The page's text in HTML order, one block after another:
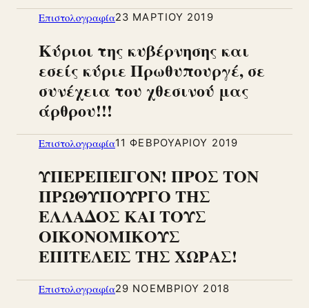
Επιστολογραφία23 ΜΑΡΤΊΟΥ 2019
Κύριοι της κυβέρνησης και
εσείς κύριε Πρωθυπουργέ, σε
συνέχεια του χθεσινού μας
άρθρου!!!
Επιστολογραφία11 ΦΕΒΡΟΥΑΡΊΟΥ 2019
ΥΠΕΡΕΠΕΙΓΟΝ! ΠΡΟΣ ΤΟΝ
ΠΡΩΘΥΠΟΥΡΓΟ ΤΗΣ
ΕΛΛΑΔΟΣ ΚΑΙ ΤΟΥΣ
ΟΙΚΟΝΟΜΙΚΟΥΣ
ΕΠΙΤΕΛΕΙΣ ΤΗΣ ΧΩΡΑΣ!
Επιστολογραφία29 ΝΟΕΜΒΡΊΟΥ 2018